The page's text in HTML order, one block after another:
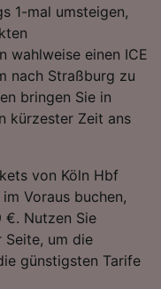
1-mal umsteigen,
wahlweise einen ICE
nach Straßburg zu
bringen Sie in
kürzester Zeit ans
von Köln Hbf
Voraus buchen,
€. Nutzen Sie
Seite, um die
günstigsten Tarife
oder Zugriff auf
Messung
von